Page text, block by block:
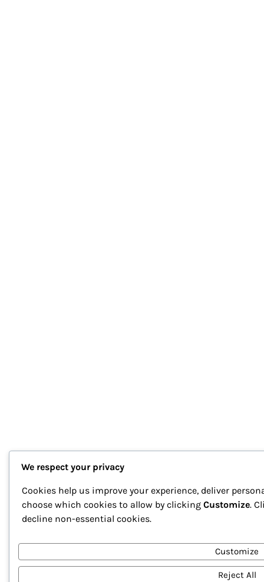
We respect your privacy
Cookies help us improve your experience, deliver
choose which cookies to allow by clicking Customize.
decline non-essential cookies.
Customize
Reject All